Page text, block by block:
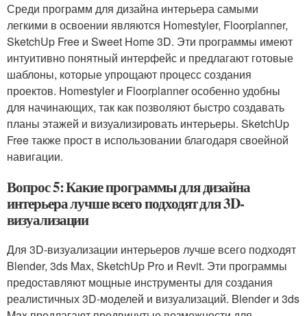
Среди программ для дизайна интерьера самыми
легкими в освоении являются Homestyler, Floorplanner,
SketchUp Free и Sweet Home 3D. Эти программы имеют
интуитивно понятный интерфейс и предлагают готовые
шаблоны, которые упрощают процесс создания
проектов. Homestyler и Floorplanner особенно удобны
для начинающих, так как позволяют быстро создавать
планы этажей и визуализировать интерьеры. SketchUp
Free также прост в использовании благодаря своейной
навигации.
Вопрос 5: Какие программы для дизайна
интерьера лучше всего подходят для 3D-
визуализации
Для 3D-визуализации интерьеров лучше всего подходят
Blender, 3ds Max, SketchUp Pro и Revit. Эти программы
предоставляют мощные инструменты для создания
реалистичных 3D-моделей и визуализаций. Blender и 3ds